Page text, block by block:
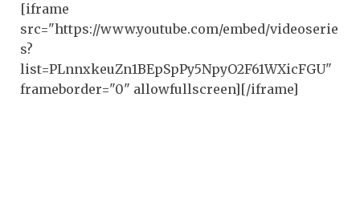
[iframe
src="https://www.youtube.com/embed/videoserie
s?
list=PLnnxkeuZn1BEpSpPy5NpyO2F61WXicFGU"
frameborder="0" allowfullscreen][/iframe]